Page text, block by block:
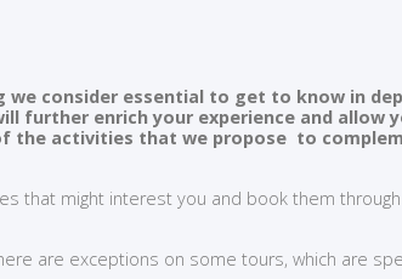
we consider essential to get to know in
further enrich your experience and allow
the activities that we propose to
that might interest you and book them
are exceptions on some tours, which are